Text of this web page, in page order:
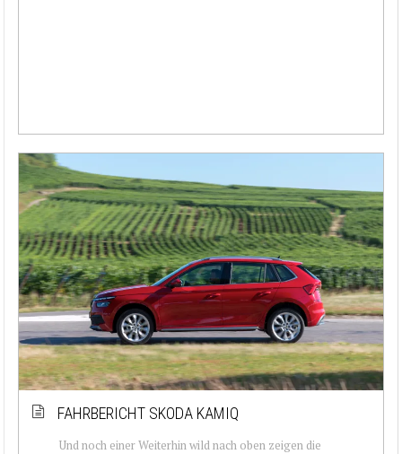
FAHRBERICHT SKODA KAMIQ
Und noch einer Weiterhin wild nach oben zeigen die